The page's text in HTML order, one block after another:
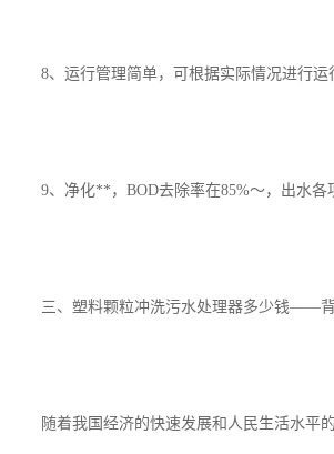
8、运行管理简单，可根据实际情况进行运
9、净化**，BOD去除率在85%～，出水
三、塑料颗粒冲洗污水处理器多少钱——
随着我国经济的快速发展和人民生活水平